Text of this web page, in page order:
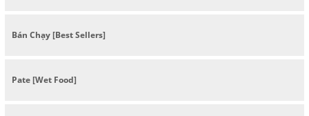
Bán Chạy [Best Sellers]
Pate [Wet Food]